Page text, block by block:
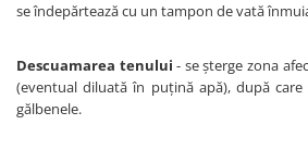
se îndepărtează cu un tampon de vată
Descuamarea tenului- se şterge zona
(eventual diluată în puţină apă), după
gălbenele.